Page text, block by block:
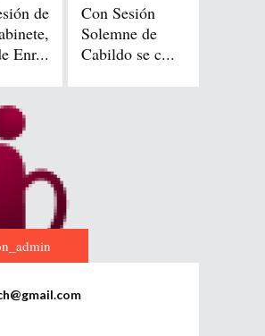
de
Enr...
Con Sesión
Solemne de
Cabildo se c...